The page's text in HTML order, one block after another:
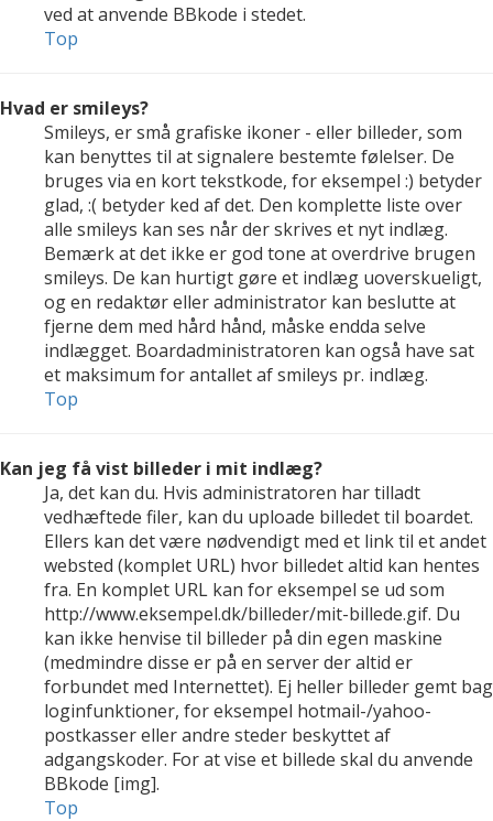
ved at anvende BBkode i stedet.
Top
Hvad er smileys?
Smileys, er små grafiske ikoner - eller billeder, som
kan benyttes til at signalere bestemte følelser. De
bruges via en kort tekstkode, for eksempel :) betyder
glad, :( betyder ked af det. Den komplette liste over
alle smileys kan ses når der skrives et nyt indlæg.
Bemærk at det ikke er god tone at overdrive brugen
smileys. De kan hurtigt gøre et indlæg uoverskueligt,
og en redaktør eller administrator kan beslutte at
fjerne dem med hård hånd, måske endda selve
indlægget. Boardadministratoren kan også have sat
et maksimum for antallet af smileys pr. indlæg.
Top
Kan jeg få vist billeder i mit indlæg?
Ja, det kan du. Hvis administratoren har tilladt
vedhæftede filer, kan du uploade billedet til boardet.
Ellers kan det være nødvendigt med et link til et andet
websted (komplet URL) hvor billedet altid kan hentes
fra. En komplet URL kan for eksempel se ud som
http://www.eksempel.dk/billeder/mit-billede.gif. Du
kan ikke henvise til billeder på din egen maskine
(medmindre disse er på en server der altid er
forbundet med Internettet). Ej heller billeder gemt bag
loginfunktioner, for eksempel hotmail-/yahoo-
postkasser eller andre steder beskyttet af
adgangskoder. For at vise et billede skal du anvende
BBkode [img].
Top